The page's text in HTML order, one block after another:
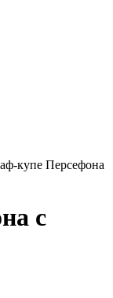
купе Персефона
с